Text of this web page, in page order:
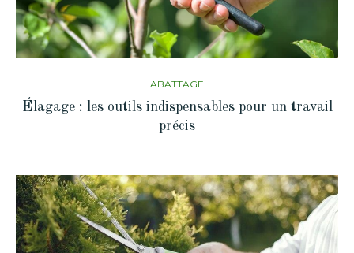
ABATTAGE
Élagage : les outils indispensables pour un travail
précis